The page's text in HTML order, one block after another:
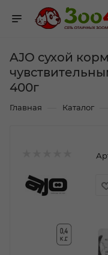
AJO сухой
400г
Главная Каталог